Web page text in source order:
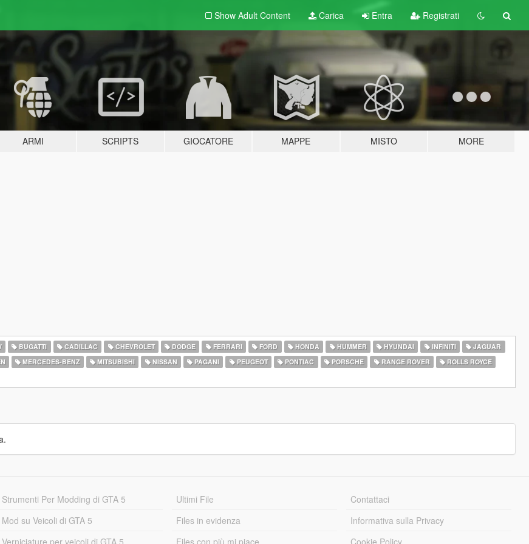
Show Adult Content Carica Entra Registrati
ARMI SCRIPTS GIOCATORE MAPPE MISTO MORE
BUGATTI CADILLAC CHEVROLET DODGE FERRARI FORD HONDA HUMMER HYUNDAI INFINITI
JAGUAR
MERCEDES-BENZ MITSUBISHI NISSAN PAGANI PEUGEOT PONTIAC PORSCHE RANGE ROVER
ROLLS ROYCE
Strumenti Per Modding di GTA 5
Mod su Veicoli di GTA 5
Verniciature per veicoli di GTA 5
Ultimi File
Files in evidenza
Files con più mi piace
Contattaci
Informativa sulla Privacy
Cookie Policy